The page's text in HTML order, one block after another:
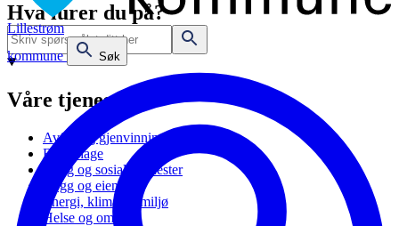
Lillestrøm
kommune
Søk
Hva lurer du på?
Våre tjenester
Avfall og gjenvinning
Barnehage
Bolig og sosiale tjenester
Bygg og eiendom
Energi, klima og miljø
Helse og omsorg